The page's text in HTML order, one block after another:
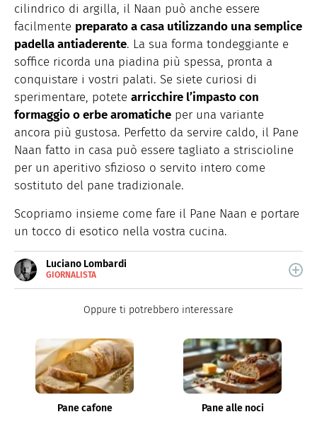
cilindrico di argilla, il Naan può anche essere
facilmente preparato a casa utilizzando una semplice
padella antiaderente. La sua forma tondeggiante e
soffice ricorda una piadina più spessa, pronta a
conquistare i vostri palati. Se siete curiosi di
sperimentare, potete arricchire l’impasto con
formaggio o erbe aromatiche per una variante
ancora più gustosa. Perfetto da servire caldo, il Pane
Naan fatto in casa può essere tagliato a striscioline
per un aperitivo sfizioso o servito intero come
sostituto del pane tradizionale.
Scopriamo insieme come fare il Pane Naan e portare
un tocco di esotico nella vostra cucina.
Luciano Lombardi
GIORNALISTA
Giornalista professionista, oggi si occupa
Oppure ti potrebbero interessare
Pane cafone Pane alle noci